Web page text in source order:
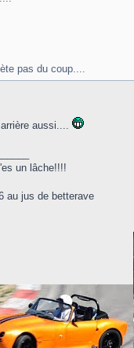
pas du coup....
aussi....
un lâche!!!!
au jus de betterave